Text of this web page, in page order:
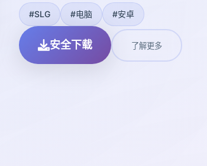
#SLG #电脑 #安卓
安全下载 了解更多